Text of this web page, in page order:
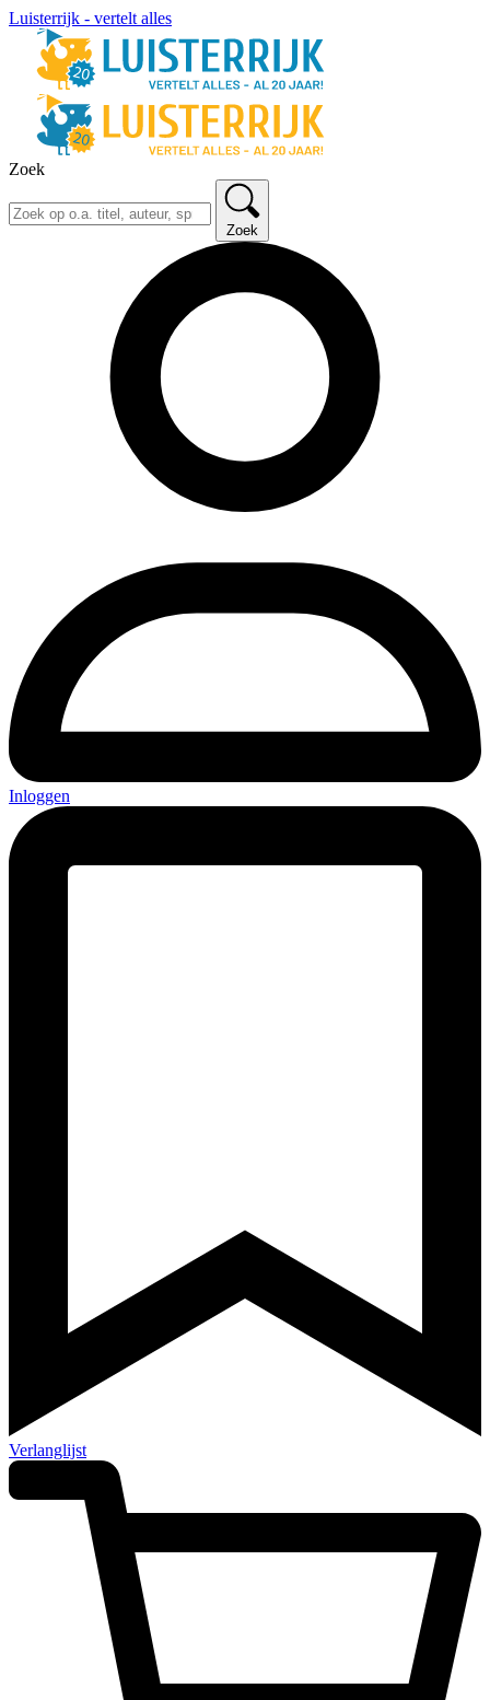
Luisterrijk - vertelt alles
Zoek
Zoek
Inloggen
Verlanglijst